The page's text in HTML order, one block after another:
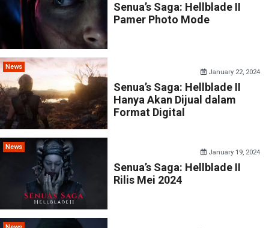
Senua’s Saga: Hellblade II
Pamer Photo Mode
News
January 22, 2024
Senua’s Saga: Hellblade II
Hanya Akan Dijual dalam
Format Digital
News
January 19, 2024
Senua’s Saga: Hellblade II
Rilis Mei 2024